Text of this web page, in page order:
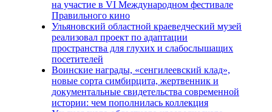
на участие в VI Международном фестивале
Правильного кино
Ульяновский областной краеведческий музей
реализовал проект по адаптации
пространства для глухих и слабослышащих
посетителей
Воинские награды, «сенгилеевский клад»,
новые сорта симбирцита, жертвенник и
документальные свидетельства современной
истории: чем пополнилась коллекция